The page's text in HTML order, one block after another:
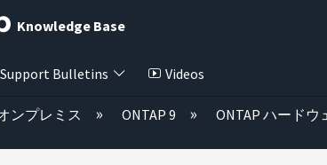
Knowledge Base
Support Bulletins Videos
階層を展開/折りたたむ
ンプレミス ONTAP 9 ONTAP ハードウ